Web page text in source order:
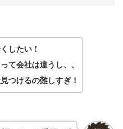
したい！
て会社は違うし、、
つけるの難しすぎ！